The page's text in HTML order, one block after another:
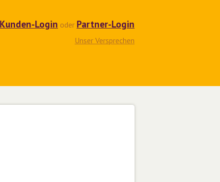
Kunden-Login oder Partner-Login
Unser Versprechen